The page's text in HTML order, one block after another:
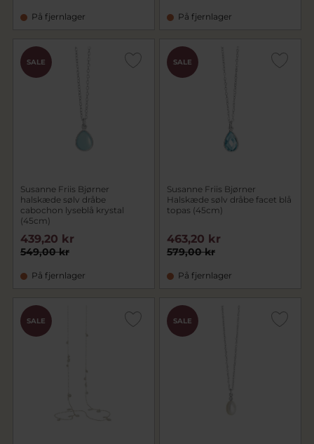
På fjernlager På fjernlager
SALE
Susanne Friis Bjørner
halskæde sølv dråbe
cabochon lyseblå krystal
(45cm)
549,00 kr
439,20 kr
På fjernlager
SALE
Susanne Friis Bjørner
Halskæde sølv dråbe facet blå
topas (45cm)
579,00 kr
463,20 kr
På fjernlager
SALE SALE